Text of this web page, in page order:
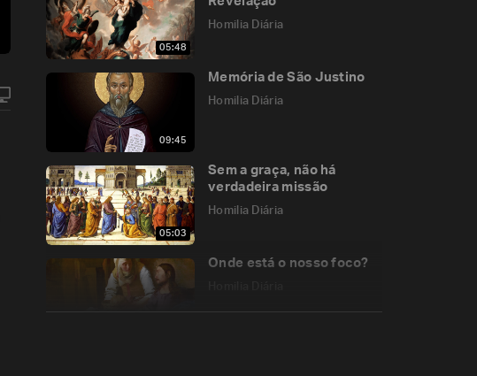
05:48
Homilia Diária
09:45
Memória de São Justino
Homilia Diária
05:03
Sem a graça, não há
verdadeira missão
Homilia Diária
Onde está o nosso foco?